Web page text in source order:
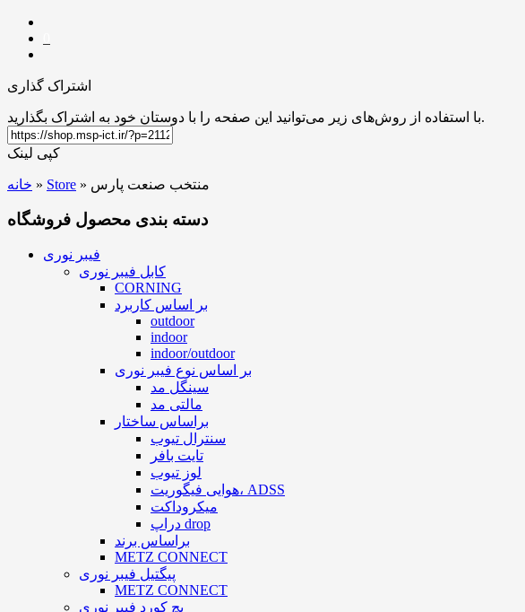
اشتراک گذاری
با استفاده از روش‌های زیر می‌توانید این صفحه را با دوستان خود به اشتراک بگذارید.
کپی لینک
خانه » Store » منتخب صنعت پارس
دسته بندی محصول فروشگاه
فیبر نوری
کابل فیبر نوری
CORNING
بر اساس کاربرد
outdoor
indoor
indoor/outdoor
بر اساس نوع فیبر نوری
سینگل مد
مالتی مد
براساس ساختار
سنترال تیوب
تایت بافر
لوز تیوب
هوایی فیگوریت، ADSS
میکروداکت
دراپ drop
براساس برند
METZ CONNECT
پیگتیل فیبر نوری
METZ CONNECT
پچ کورد فیبر نوری